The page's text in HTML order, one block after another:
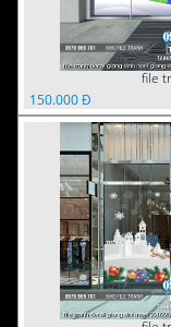
150.000 Đ